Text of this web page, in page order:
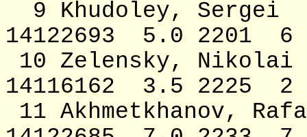
9 Khudoley,
14122693 5.0
10 Zelensky,
14116162 3.5
11